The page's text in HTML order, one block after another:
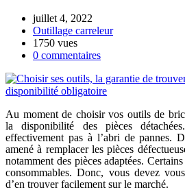
juillet 4, 2022
Outillage carreleur
1750 vues
0 commentaires
Au moment de choisir vos outils de
la disponibilité des pièces
effectivement pas à l’abri de pannes.
amené à remplacer les pièces
notamment des pièces adaptées.
consommables. Donc, vous devez
d’en trouver facilement sur le marché.